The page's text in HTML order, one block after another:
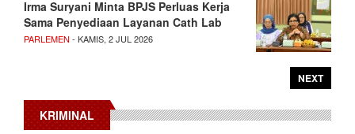
Irma Suryani Minta BPJS Perluas Kerja
Sama Penyediaan Layanan Cath Lab
PARLEMEN - KAMIS, 2 JUL 2026
NEXT
KRIMINAL